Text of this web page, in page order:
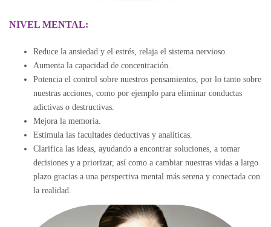
NIVEL MENTAL:
Reduce la ansiedad y el estrés, relaja el sistema nervioso.
Aumenta la capacidad de concentración.
Potencia el control sobre nuestros pensamientos, por lo tanto sobre
nuestras acciones, como por ejemplo para eliminar conductas
adictivas o destructivas.
Mejora la memoria.
Estimula las facultades deductivas y analíticas.
Clarifica las ideas, ayudando a encontrar soluciones, a tomar
decisiones y a priorizar, así como a cambiar nuestras vidas a largo
plazo gracias a una perspectiva mental más serena y conectada con
la realidad.